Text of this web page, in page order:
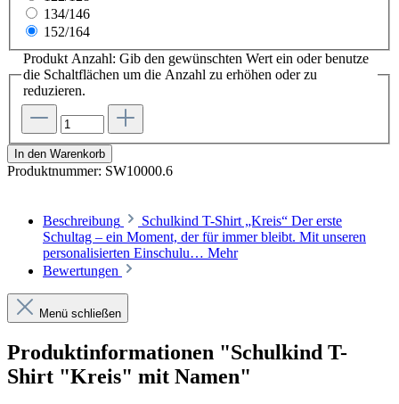
134/146
152/164
Produkt Anzahl: Gib den gewünschten Wert ein oder benutze
die Schaltflächen um die Anzahl zu erhöhen oder zu
reduzieren.
In den Warenkorb
Produktnummer: SW10000.6
Beschreibung
Schulkind T-Shirt „Kreis“ Der erste
Schultag – ein Moment, der für immer bleibt. Mit unseren
personalisierten Einschulu… Mehr
Bewertungen
Menü schließen
Produktinformationen "Schulkind T-
Shirt "Kreis" mit Namen"